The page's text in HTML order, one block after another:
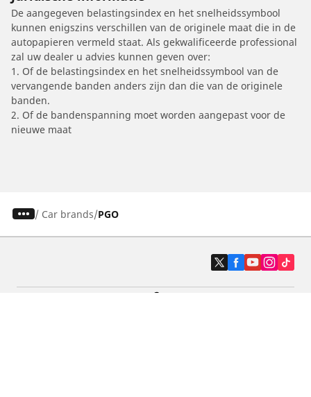
De aangegeven belastingsindex en het snelheidssymbool
kunnen enigszins verschillen van de originele maat die in de
autopapieren vermeld staat. Als gekwalificeerde professional
zal uw dealer u advies kunnen geven over:
1. Of de belastingsindex en het snelheidssymbool van de
vervangende banden anders zijn dan die van de originele
banden.
2. Of de bandenspanning moet worden aangepast voor de
nieuwe maat
/ Car brands PGO